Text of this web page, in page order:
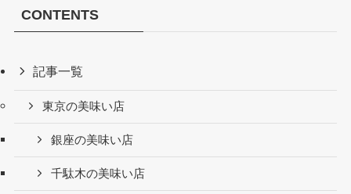
CONTENTS
記事一覧
東京の美味い店
銀座の美味い店
千駄木の美味い店